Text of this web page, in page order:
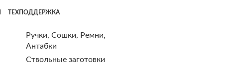
ТЕХПОДДЕРЖКА
Ручки, Сошки, Ремни,
Антабки
Ствольные заготовки